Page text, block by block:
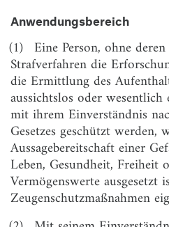
Zuletzt geändert am 10.12.2019 (BGBl. I
§ 1
Anwendungsbereich
§ 2
§ 3
Geheimhaltung,
§ 4
Verwendung
§ 5
Vorübergehende
§ 6
Aufhebung von
§ 7
Ansprüche gegen Dritte
Anwendungsbereich
(1) Eine Person, ohne
Strafverfahren die
die Ermittlung des
aussichtslos oder
mit ihrem Einverständnis
Gesetzes geschützt
Aussagebereitschaft einer
Leben, Gesundheit, Freiheit
Vermögenswerte
Zeugenschutzmaßnahmen